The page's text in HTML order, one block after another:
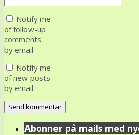
Notify me
of follow-up
comments
by email.
Notify me
of new posts
by email.
Abonner på mails med